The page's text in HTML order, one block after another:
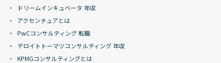
ドリームインキュベータ 年収
アクセンチュアとは
PwCコンサルティング 転職
デロイトトーマツコンサルティング 年収
KPMGコンサルティングとは